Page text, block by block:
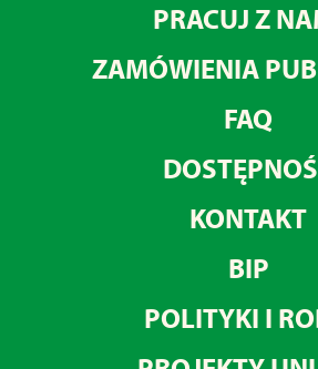
PRACUJ Z
ZAMÓWIENIA
FAQ
KONTAKT
BIP
POLITYKI I